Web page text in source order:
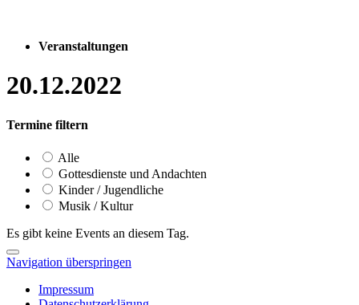
Veranstaltungen
20.12.2022
Termine filtern
Alle
Gottesdienste und Andachten
Kinder / Jugendliche
Musik / Kultur
Es gibt keine Events an diesem Tag.
Navigation überspringen
Impressum